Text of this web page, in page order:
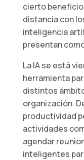
cierto
distancia con
inteligencia
presentan
La IA se está
herramienta
distintos
organización.
productividad
actividades
agendar
inteligentes